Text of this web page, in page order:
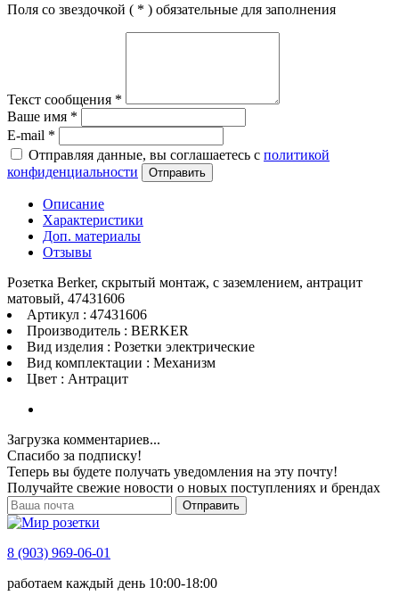
Поля со звездочкой ( * ) обязательные для заполнения
Текст сообщения *
Ваше имя *
E-mail *
Отправляя данные, вы соглашаетесь с политикой
конфиденциальности
Отправить
Описание
Характеристики
Доп. материалы
Отзывы
Розетка Berker, скрытый монтаж, с заземлением, антрацит
матовый, 47431606
Артикул : 47431606
Производитель : BERKER
Вид изделия : Розетки электрические
Вид комплектации : Механизм
Цвет : Антрацит
Загрузка комментариев...
Спасибо за подписку!
Теперь вы будете получать уведомления на эту почту!
Получайте свежие новости о новых поступлениях и брендах
Отправить
8 (903) 969-06-01
работаем каждый день 10:00-18:00